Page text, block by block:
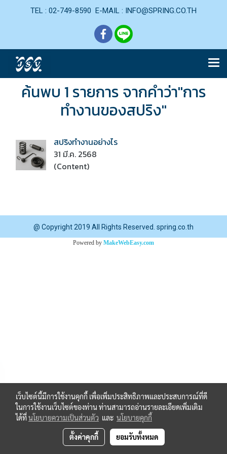
TEL : 02-749-8590 E-MAIL : INFO@SPRING.CO.TH
ค้นพบ 1 รายการ จากคำว่า"การ
ทำงานของสปริง"
สปริงทำงานอย่างไร
31 มี.ค. 2568
(Content)
@ Copyright 2019 All Rights Reserved. spring.co.th
Powered by MakeWebEasy.com
เว็บไซต์นี้มีการใช้งานคุกกี้ เพื่อเพิ่มประสิทธิภาพและประสบการณ์ที่ดี
ในการใช้งานเว็บไซต์ของท่าน ท่านสามารถอ่านรายละเอียดเพิ่มเติม
ได้ที่นโยบายความเป็นส่วนตัว และ นโยบายคุกกี้
ตั้งค่าคุกกี้ ยอมรับทั้งหมด